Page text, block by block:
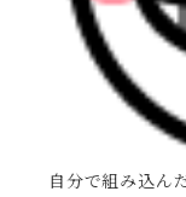
自分で組み込ん